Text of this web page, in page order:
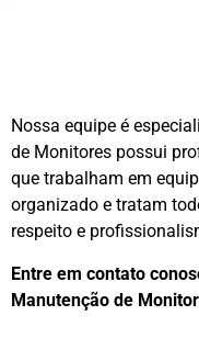
Nossa equipe é
de Monitores possui
que trabalham em
organizado e tratam
respeito e
Entre em contato
Manutenção de